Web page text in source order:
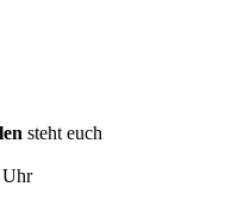
steht euch
Uhr